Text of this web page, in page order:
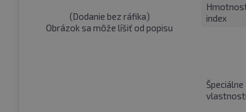
(Dodanie bez ráfika)
Obrázok sa môže líšiť od popisu
index
Špeciálne
vlastnosti